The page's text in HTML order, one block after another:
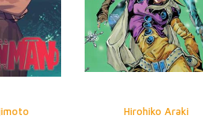
Hirohiko Araki